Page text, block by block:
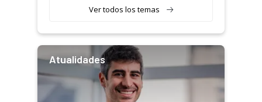
Ver todos los temas
Atualidades